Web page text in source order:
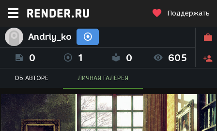
Поддержать
Andriy_ko
0 1 0 605
ОБ АВТОРЕ ЛИЧНАЯ ГАЛЕРЕЯ